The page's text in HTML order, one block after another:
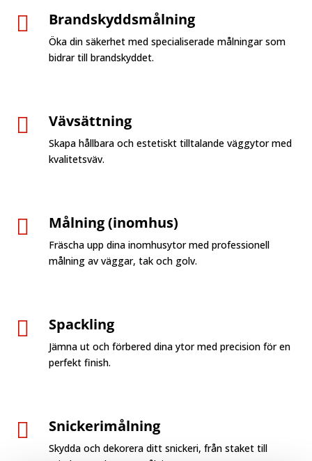
 Brandskyddsmålning
Öka din säkerhet med specialiserade målningar som
bidrar till brandskyddet.
 Vävsättning
Skapa hållbara och estetiskt tilltalande väggytor med
kvalitetsväv.
 Målning (inomhus)
Fräscha upp dina inomhusytor med professionell
målning av väggar, tak och golv.
 Spackling
Jämna ut och förbered dina ytor med precision för en
perfekt finish.
 Snickerimålning
Skydda och dekorera ditt snickeri, från staket till